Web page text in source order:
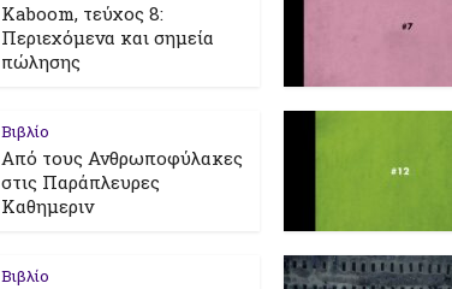
Kaboom, τεύχος 8:
Περιεχόμενα και σημεία
πώλησης
Βιβλίο
Από τους Ανθρωποφύλακες
στις Παράπλευρες
Καθημεριν
Βιβλίο